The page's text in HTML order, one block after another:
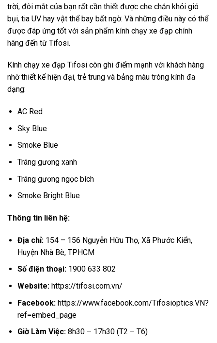
trời, đôi mắt của bạn rất cần thiết được che chắn khỏi gió
bụi, tia UV hay vật thể bay bất ngờ. Và những điều này có thể
được đáp ứng tốt với sản phẩm kính chạy xe đạp chính
hãng đến từ Tifosi.
Kính chạy xe đạp Tifosi còn ghi điểm mạnh với khách hàng
nhờ thiết kế hiện đại, trẻ trung và bảng màu tròng kính đa
dạng:
AC Red
Sky Blue
Smoke Blue
Tráng gương xanh
Tráng gương ngọc bích
Smoke Bright Blue
Thông tin liên hệ:
Địa chỉ: 154 – 156 Nguyễn Hữu Thọ, Xã Phước Kiển,
Huyện Nhà Bè, TPHCM
Số điện thoại:1900 633 802
Website:https://tifosi.com.vn/
Facebook: https://www.facebook.com/Tifosioptics.VN?
ref=embed_page
Giờ Làm Việc:8h30 – 17h30 (T2 – T6)